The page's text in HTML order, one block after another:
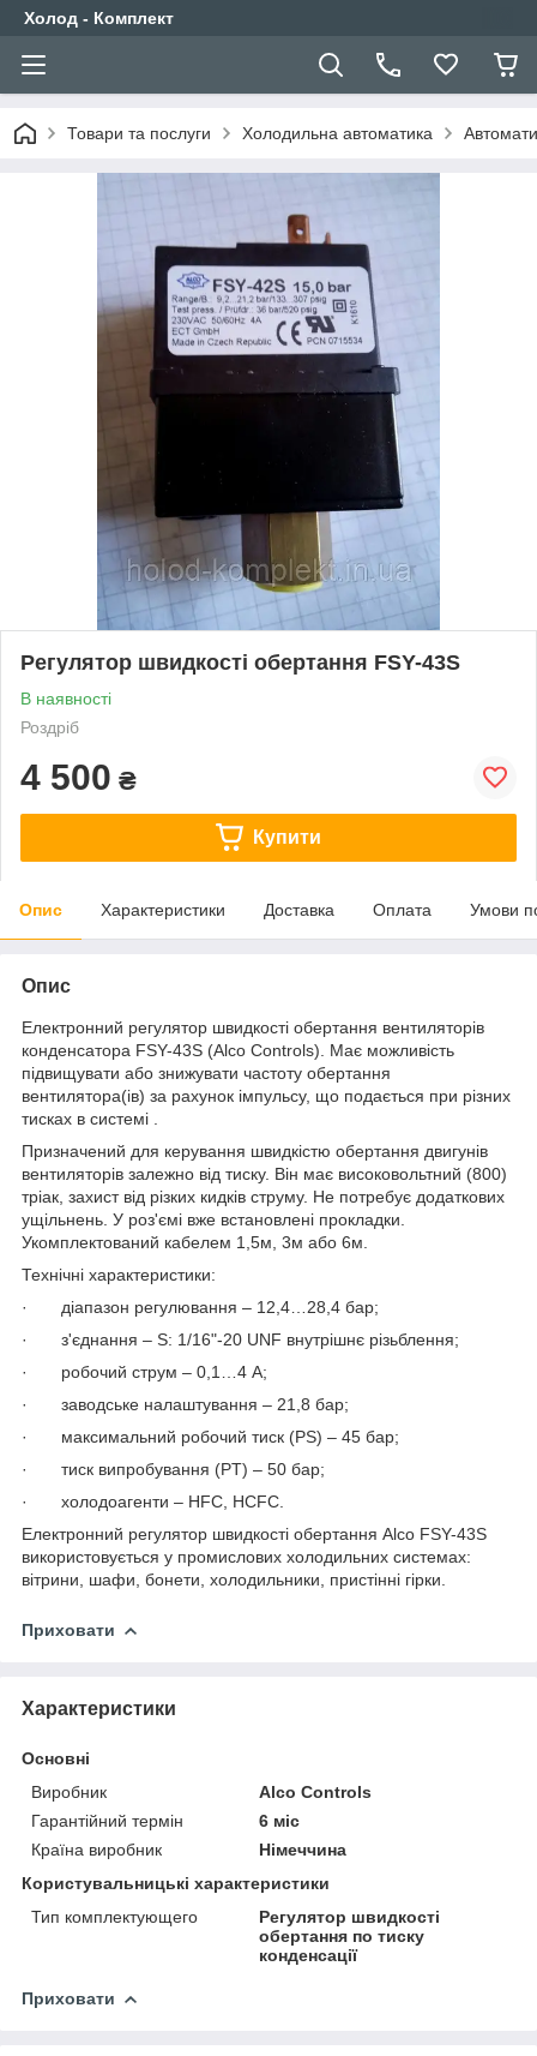
Холод - Комплект
Товари та послуги Холодильна автоматика
Регулятор швидкості обертання FSY-43S
В наявності
Роздріб
4 500 ₴
Купити
Опис Характеристики Доставка Оплата Умови
Опис
Електронний регулятор швидкості обертання вентиляторів
конденсатора FSY-43S (Alco Controls). Має можливість
підвищувати або знижувати частоту обертання
вентилятора(ів) за рахунок імпульсу, що подається при різних
тисках в системі .
Призначений для керування швидкістю обертання двигунів
вентиляторів залежно від тиску. Він має високовольтний (800)
тріак, захист від різких кидків струму. Не потребує додаткових
ущільнень. У роз'ємі вже встановлені прокладки.
Укомплектований кабелем 1,5м, 3м або 6м.
Технічні характеристики:
· діапазон регулювання – 12,4…28,4 бар;
· з'єднання – S: 1/16ʺ-20 UNF внутрішнє різьблення;
· робочий струм – 0,1…4 А;
· заводське налаштування – 21,8 бар;
· максимальний робочий тиск (PS) – 45 бар;
· тиск випробування (PT) – 50 бар;
· холодоагенти – HFC, HCFC.
Електронний регулятор швидкості обертання Alco FSY-43S
використовується у промислових холодильних системах:
вітрини, шафи, бонети, холодильники, пристінні гірки.
Приховати
Характеристики
Основні
Виробник
Alco Controls
Гарантійний термін
6 міс
Країна виробник
Німеччина
Користувальницькі характеристики
Тип комплектующего
Регулятор швидкості
обертання по тиску
конденсації
Приховати